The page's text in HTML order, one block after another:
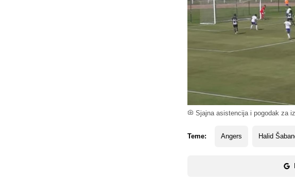
Sjajna asistencija i pogodak za
Teme: Angers Halid